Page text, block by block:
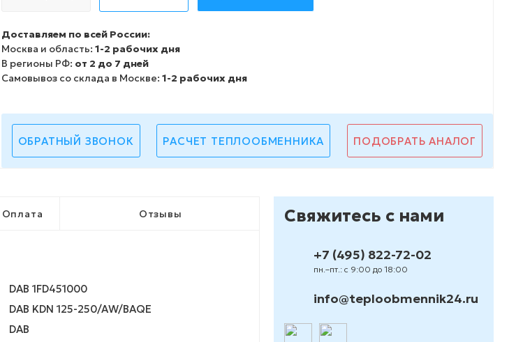
Доставляем по всей России:
Москва и область: 1-2 рабочих дня
В регионы РФ: от 2 до 7 дней
Самовывоз со склада в Москве: 1-2 рабочих дня
ОБРАТНЫЙ ЗВОНОК РАСЧЕТ ТЕПЛООБМЕННИКА ПОДОБРАТЬ АНАЛОГ
Оплата Отзывы
DAB 1FD451000
DAB KDN 125-250/AW/BAQE
DAB
Свяжитесь с нами
+7 (495) 822-72-02
пн.–пт.: с 9:00 до 18:00
info@teploobmennik24.ru